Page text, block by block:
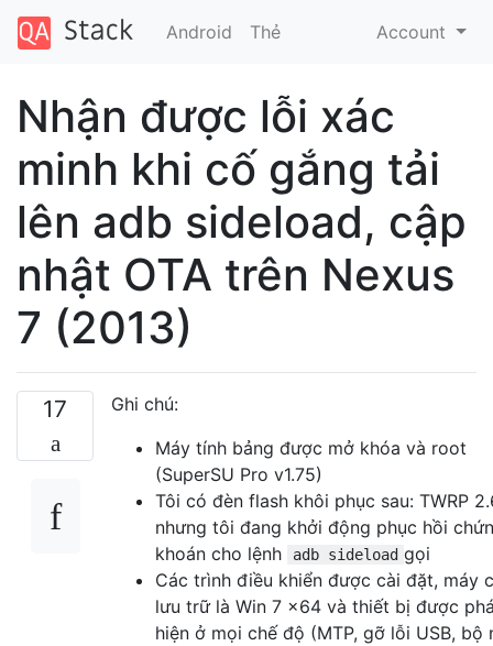
Android Thẻ Account
Nhận được lỗi xác
minh khi cố gắng tải
lên adb sideload, cập
nhật OTA trên Nexus
7 (2013)
17
Ghi chú:
Máy tính bảng được mở khóa và root
(SuperSU Pro v1.75)
Tôi có đèn flash khôi phục sau: TWRP
nhưng tôi đang khởi động phục hồi
khoán cho lệnh
adb sideload gọi
Các trình điều khiển được cài đặt, máy
lưu trữ là Win 7 x64 và thiết bị được
hiện ở mọi chế độ (MTP, gỡ lỗi USB, bộ